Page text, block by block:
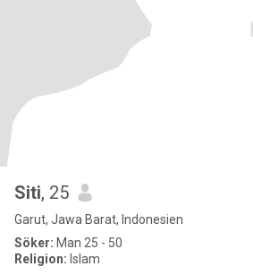
Siti, 25
Garut, Jawa Barat, Indonesien
Söker: Man 25 - 50
Religion: Islam